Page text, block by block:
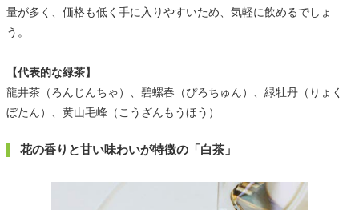
量が多く、価格も低く手に入りやすいため、気軽に飲めるでしょ
う。
【代表的な緑茶】
龍井茶（ろんじんちゃ）、碧螺春（ぴろちゅん）、緑牡丹（りょく
ぼたん）、黄山毛峰（こうざんもうほう）
花の香りと甘い味わいが特徴の「白茶」